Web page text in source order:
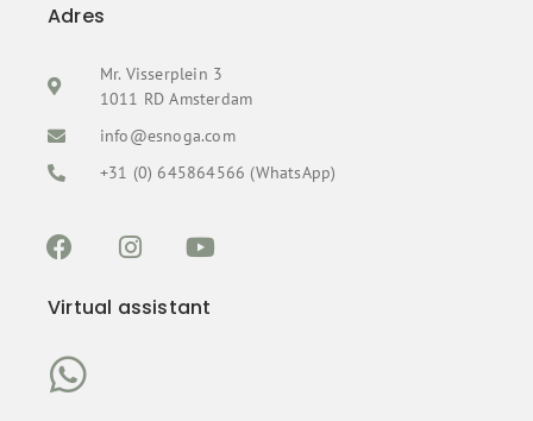
Adres
Mr. Visserplein 3
1011 RD Amsterdam
info@esnoga.com
+31 (0) 645864566 (WhatsApp)
Virtual assistant